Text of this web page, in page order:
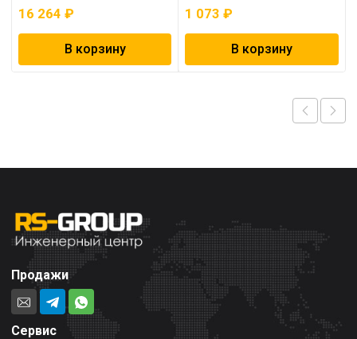
16 264 ₽
В корзину
1 073₽
В корзину
Продажи
Сервис